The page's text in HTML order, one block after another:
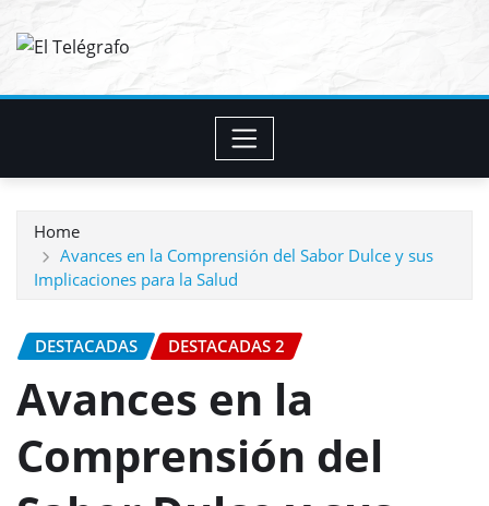
Home
Avances en la Comprensión del Sabor Dulce y sus
Implicaciones para la Salud
DESTACADAS DESTACADAS 2
Avances en la
Comprensión del